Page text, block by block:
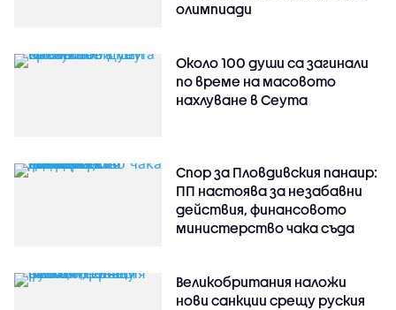
олимпиади
Около 100 души са загинали
по време на масовото
нахлуване в Сеута
Спор за Пловдивския панаир:
ПП настоява за незабавни
действия, финансовото
министерство чака съда
Великобритания наложи
нови санкции срещу руския